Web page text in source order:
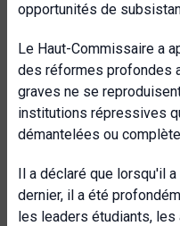
opportunités de
Le Haut-Commissaire a
des réformes profondes
graves ne se
institutions répressives
démantelées ou
Il a déclaré que lorsqu'il
dernier, il a été
les leaders étudiants,